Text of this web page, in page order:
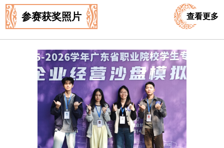
参赛获奖照片 查看更多